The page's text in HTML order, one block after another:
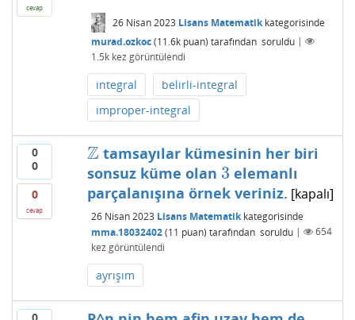
cevap
26 Nisan 2023 Lisans Matematikkategorisinde
murad.ozkoc (11.6kpuan) tarafından soruldu |
1.5kkez görüntülendi
integral
belirli-integral
improper-integral
0
0
0
cevap
Z
Z tamsayılar kümesinin her biri
sonsuz küme olan 3
3elemanlı
parçalanışına örnek veriniz. [kapalı]
26 Nisan 2023 Lisans Matematikkategorisinde
mma.18032402 (11 puan) tarafından soruldu |
654
kez görüntülendi
ayrışım
0